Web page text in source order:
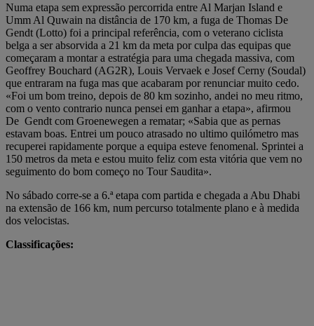
Numa etapa sem expressão percorrida entre Al Marjan Island e
Umm Al Quwain na distância de 170 km, a fuga de Thomas De
Gendt (Lotto) foi a principal referência, com o veterano ciclista
belga a ser absorvida a 21 km da meta por culpa das equipas que
começaram a montar a estratégia para uma chegada massiva, com
Geoffrey Bouchard (AG2R), Louis Vervaek e Josef Cerny (Soudal)
que entraram na fuga mas que acabaram por renunciar muito cedo.
«Foi um bom treino, depois de 80 km sozinho, andei no meu ritmo,
com o vento contrario nunca pensei em ganhar a etapa», afirmou
De Gendt com Groenewegen a rematar; «Sabia que as pernas
estavam boas. Entrei um pouco atrasado no ultimo quilómetro mas
recuperei rapidamente porque a equipa esteve fenomenal. Sprintei a
150 metros da meta e estou muito feliz com esta vitória que vem no
seguimento do bom começo no Tour Saudita».
No sábado corre-se a 6.ª etapa com partida e chegada a Abu Dhabi
na extensão de 166 km, num percurso totalmente plano e à medida
dos velocistas.
Classificações: